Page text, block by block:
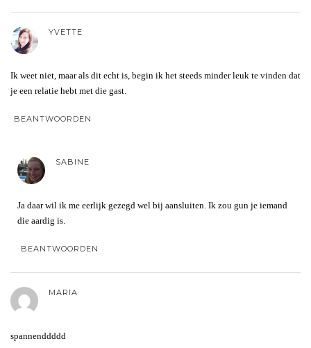
YVETTE
Ik weet niet, maar als dit echt is, begin ik het steeds minder leuk te vinden dat
je een relatie hebt met die gast.
BEANTWOORDEN
SABINE
Ja daar wil ik me eerlijk gezegd wel bij aansluiten. Ik zou gun je iemand
die aardig is.
BEANTWOORDEN
MARIA
spannenddddd